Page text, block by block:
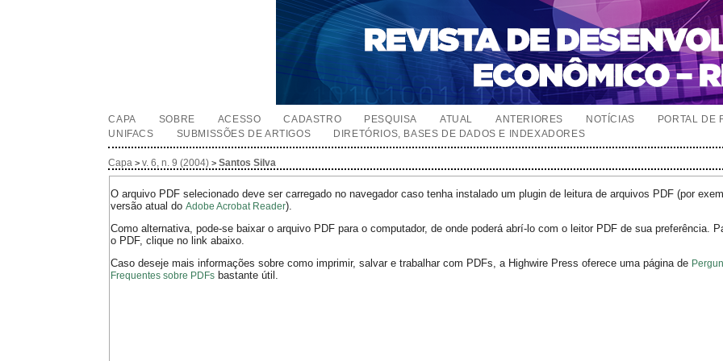
CAPA SOBRE ACESSO CADASTRO PESQUISA ATUAL ANTERIORES NOTÍCIAS
PORTAL DE
UNIFACS
SUBMISSÕES DE ARTIGOS DIRETÓRIOS, BASES DE DADOS E INDEXADORES
Capa >v. 6, n. 9 (2004) >Santos Silva
O arquivo PDF selecionado deve ser carregado no navegador caso tenha instalado um plugin de leitura de arquivos PDF (por
versão atual doAdobe Acrobat Reader).
Como alternativa, pode-se baixar o arquivo PDF para o computador, de onde poderá abrí-lo com o leitor PDF de sua preferência.
o PDF, clique no link abaixo.
Caso deseje mais informações sobre como imprimir, salvar e trabalhar com PDFs, a Highwire Press oferece uma página de
Frequentes sobre PDFs bastante útil.